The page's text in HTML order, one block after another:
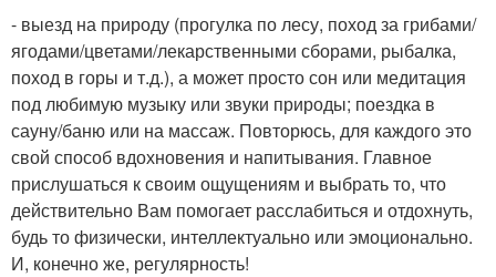
- выезд на природу (прогулка по лесу, поход за грибами/
ягодами/цветами/лекарственными сборами, рыбалка,
поход в горы и т.д.), а может просто сон или медитация
под любимую музыку или звуки природы; поездка в
сауну/баню или на массаж. Повторюсь, для каждого это
свой способ вдохновения и напитывания. Главное
прислушаться к своим ощущениям и выбрать то, что
действительно Вам помогает расслабиться и отдохнуть,
будь то физически, интеллектуально или эмоционально.
И, конечно же, регулярность!